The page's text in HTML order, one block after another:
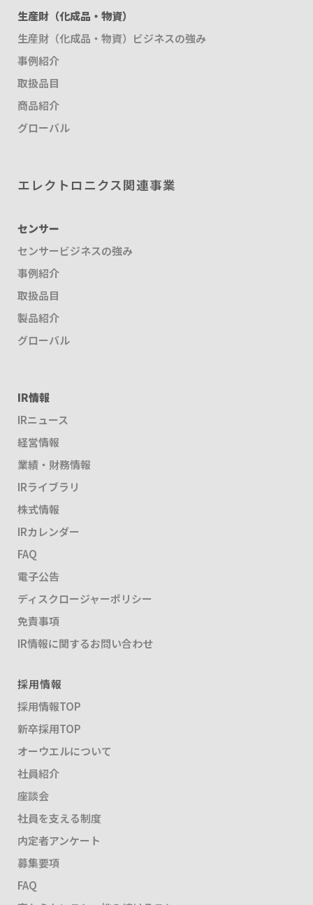
生産財（化成品・物資）
生産財（化成品・物資）ビジネスの強み
事例紹介
取扱品目
商品紹介
グローバル
エレクトロニクス関連事業
センサー
センサービジネスの強み
事例紹介
取扱品目
製品紹介
グローバル
IR情報
IRニュース
経営情報
業績・財務情報
IRライブラリ
株式情報
IRカレンダー
FAQ
電子公告
ディスクロージャーポリシー
免責事項
IR情報に関するお問い合わせ
採用情報
採用情報TOP
新卒採用TOP
オーウエルについて
社員紹介
座談会
社員を支える制度
内定者アンケート
募集要項
FAQ